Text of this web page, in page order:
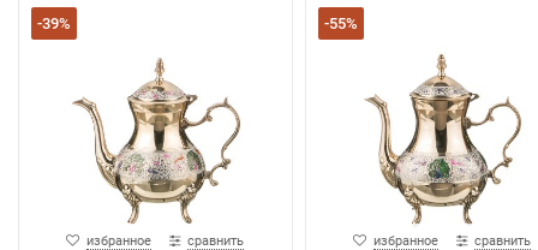
-39%
избранное сравнить
-55%
избранное сравнить